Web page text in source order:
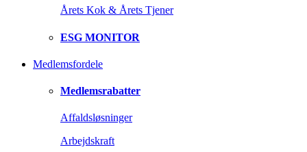
Årets Kok & Årets Tjener
ESG MONITOR
Medlemsfordele
Medlemsrabatter
Affaldsløsninger
Arbejdskraft